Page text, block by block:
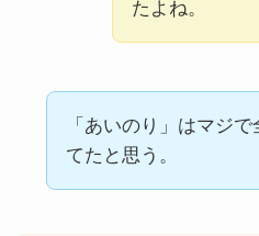
たよね。
「あいのり」はマジ
てたと思う。